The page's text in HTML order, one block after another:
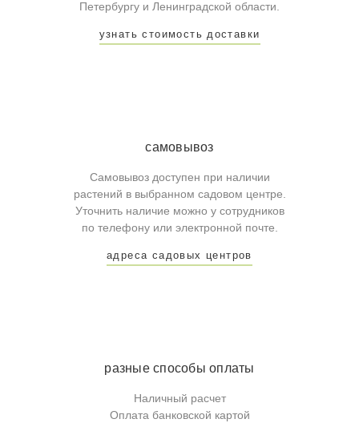
Петербургу и Ленинградской области.
узнать стоимость доставки
самовывоз
Самовывоз доступен при наличии
растений в выбранном садовом центре.
Уточнить наличие можно у сотрудников
по телефону или электронной почте.
адреса садовых центров
разные способы оплаты
Наличный расчет
Оплата банковской картой